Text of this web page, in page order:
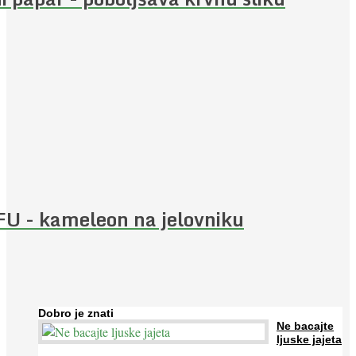
- kameleon na jelovniku
Dobro je znati
Ne bacajte
ljuske jajeta